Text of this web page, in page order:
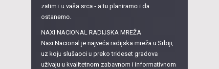
zatim i u vaša srca - a tu planiramo i da
ostanemo.
NAXI NACIONAL RADIJSKA MREŽA
Naxi Nacional je najveća radijska mreža u Srbiji,
uz koju slušaoci u preko trideset gradova
uživaju u kvalitetnom zabavnom i informativnom